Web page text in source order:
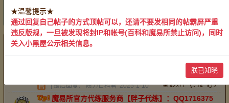
最新 精华
魔易所官方中介服务商【老淡】唯一QQ38387541
| 最后回复： 魔力百科君 2025-1-10 42371 14 3
魔易所官方代练服务商【胖子代练】：QQ1716375
★温馨提示★
通过回复自己帖子的方式顶帖可以，还请不要发相同的帖霸屏严重
违反版规，一旦被发现将封IP和帐号(百科和魔易所禁止访问)，同时
关入小黑屋公示相关信息。
朕已知晓